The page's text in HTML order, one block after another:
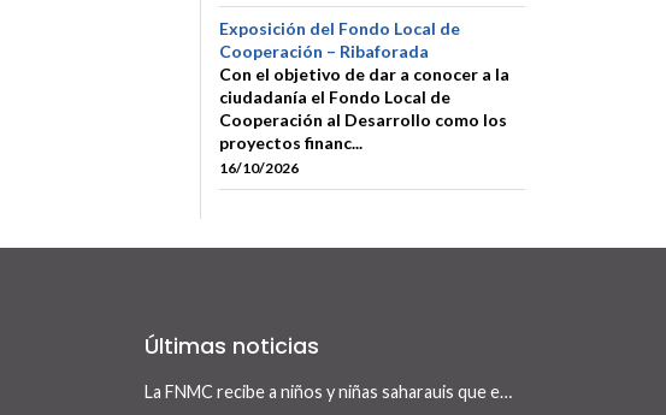
Exposición del Fondo Local de
Cooperación – Ribaforada
Con el objetivo de dar a conocer a la
ciudadanía el Fondo Local de
Cooperación al Desarrollo como los
proyectos financ...
16/10/2026
Últimas noticias
La FNMC recibe a niños y niñas saharauis que este verano visitan Navarra con el programa Vacaciones en Paz